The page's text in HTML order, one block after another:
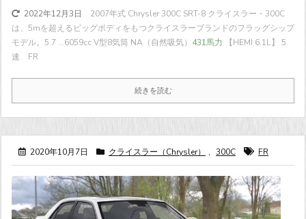
2022年12月3日
2007年式 Chrysler 300C SRT-8 クライスラー・300C
は、5mを超えるビッグボディをもつクライスラーブランドのフラッグシップ
モデル。5.7 ...6059cc V型8気筒 NA（自然吸気） 431馬力 【HEMI 6.1L】 5
速 FR
続きを読む
2020年10月7日 クライスラー（Chrysler） , 300C FR